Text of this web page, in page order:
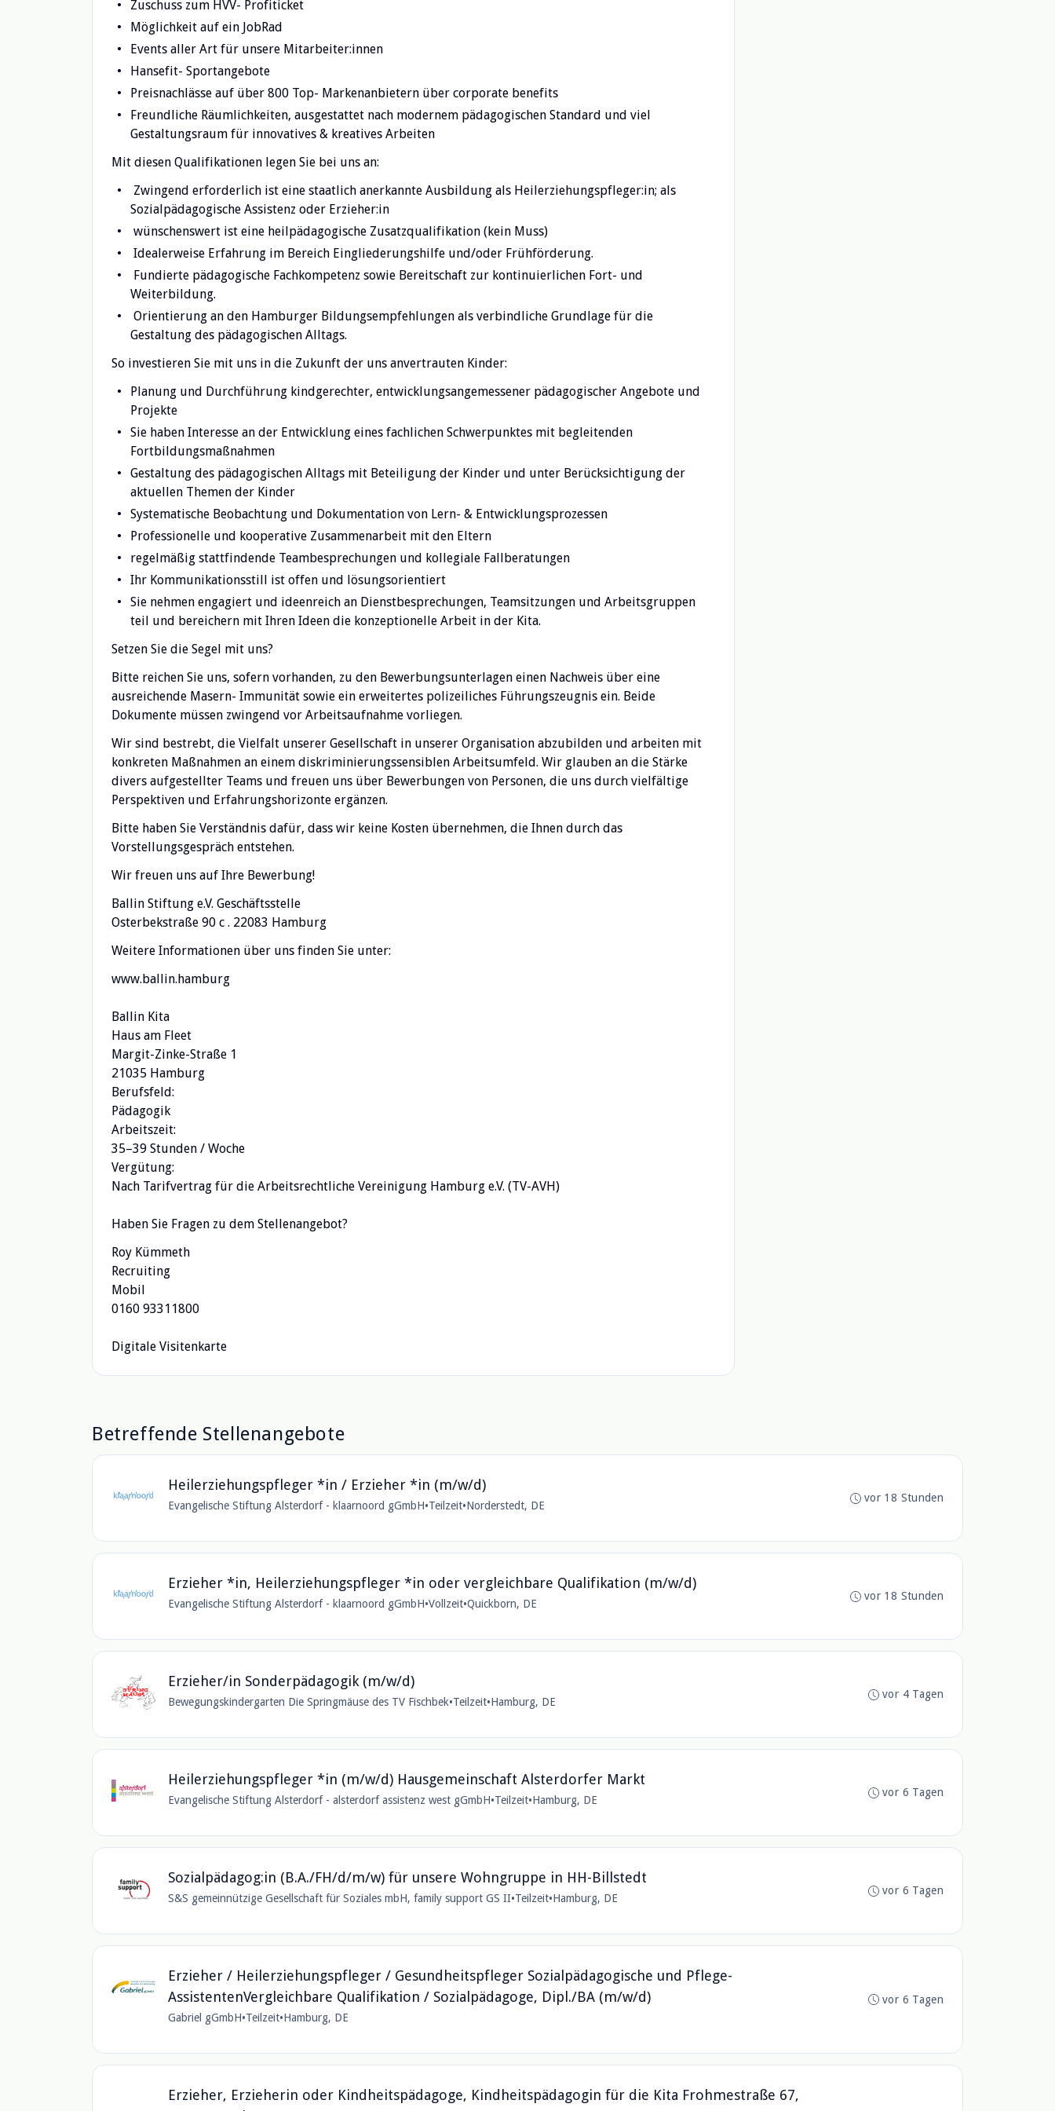
Zuschuss zum HVV- Profiticket
Möglichkeit auf ein JobRad
Events aller Art für unsere Mitarbeiter:innen
Hansefit- Sportangebote
Preisnachlässe auf über 800 Top- Markenanbietern über corporate benefits
Freundliche Räumlichkeiten, ausgestattet nach modernem pädagogischen Standard und viel
Gestaltungsraum für innovatives & kreatives Arbeiten
Mit diesen Qualifikationen legen Sie bei uns an:
Zwingend erforderlich ist eine staatlich anerkannte Ausbildung als Heilerziehungspfleger:in; als
Sozialpädagogische Assistenz oder Erzieher:in
wünschenswert ist eine heilpädagogische Zusatzqualifikation (kein Muss)
Idealerweise Erfahrung im Bereich Eingliederungshilfe und/oder Frühförderung.
Fundierte pädagogische Fachkompetenz sowie Bereitschaft zur kontinuierlichen Fort- und
Weiterbildung.
Orientierung an den Hamburger Bildungsempfehlungen als verbindliche Grundlage für die
Gestaltung des pädagogischen Alltags.
So investieren Sie mit uns in die Zukunft der uns anvertrauten Kinder:
Planung und Durchführung kindgerechter, entwicklungsangemessener pädagogischer Angebote und
Projekte
Sie haben Interesse an der Entwicklung eines fachlichen Schwerpunktes mit begleitenden
Fortbildungsmaßnahmen
Gestaltung des pädagogischen Alltags mit Beteiligung der Kinder und unter Berücksichtigung der
aktuellen Themen der Kinder
Systematische Beobachtung und Dokumentation von Lern- & Entwicklungsprozessen
Professionelle und kooperative Zusammenarbeit mit den Eltern
regelmäßig stattfindende Teambesprechungen und kollegiale Fallberatungen
Ihr Kommunikationsstill ist offen und lösungsorientiert
Sie nehmen engagiert und ideenreich an Dienstbesprechungen, Teamsitzungen und Arbeitsgruppen
teil und bereichern mit Ihren Ideen die konzeptionelle Arbeit in der Kita.
Setzen Sie die Segel mit uns?
Bitte reichen Sie uns, sofern vorhanden, zu den Bewerbungsunterlagen einen Nachweis über eine
ausreichende Masern- Immunität sowie ein erweitertes polizeiliches Führungszeugnis ein. Beide
Dokumente müssen zwingend vor Arbeitsaufnahme vorliegen.
Wir sind bestrebt, die Vielfalt unserer Gesellschaft in unserer Organisation abzubilden und arbeiten mit
konkreten Maßnahmen an einem diskriminierungssensiblen Arbeitsumfeld. Wir glauben an die Stärke
divers aufgestellter Teams und freuen uns über Bewerbungen von Personen, die uns durch vielfältige
Perspektiven und Erfahrungshorizonte ergänzen.
Bitte haben Sie Verständnis dafür, dass wir keine Kosten übernehmen, die Ihnen durch das
Vorstellungsgespräch entstehen.
Wir freuen uns auf Ihre Bewerbung!
Ballin Stiftung e.V. Geschäftsstelle
Osterbekstraße 90 c . 22083 Hamburg
Weitere Informationen über uns finden Sie unter:
www.ballin.hamburg
Ballin Kita
Haus am Fleet
Margit-Zinke-Straße 1
21035 Hamburg
Berufsfeld:
Pädagogik
Arbeitszeit:
35–39 Stunden / Woche
Vergütung:
Nach Tarifvertrag für die Arbeitsrechtliche Vereinigung Hamburg e.V. (TV-AVH)
Haben Sie Fragen zu dem Stellenangebot?
Roy Kümmeth
Recruiting
Mobil
0160 93311800
Digitale Visitenkarte
Betreffende Stellenangebote
Heilerziehungspfleger *in / Erzieher *in (m/w/d)
Evangelische Stiftung Alsterdorf - klaarnoord gGmbH•Teilzeit•Norderstedt, DE
vor 18 Stunden
Erzieher *in, Heilerziehungspfleger *in oder vergleichbare Qualifikation (m/w/d)
Evangelische Stiftung Alsterdorf - klaarnoord gGmbH•Vollzeit•Quickborn, DE
vor 18 Stunden
Erzieher/in Sonderpädagogik (m/w/d)
Bewegungskindergarten Die Springmäuse des TV Fischbek•Teilzeit•Hamburg, DE
vor 4 Tagen
Heilerziehungspfleger *in (m/w/d) Hausgemeinschaft Alsterdorfer Markt
Evangelische Stiftung Alsterdorf - alsterdorf assistenz west gGmbH•Teilzeit•Hamburg, DE
vor 6 Tagen
Sozialpädagog:in (B.A./FH/d/m/w) für unsere Wohngruppe in HH-Billstedt
S&S gemeinnützige Gesellschaft für Soziales mbH, family support GS II•Teilzeit•Hamburg, DE
vor 6 Tagen
Erzieher / Heilerziehungspfleger / Gesundheitspfleger Sozialpädagogische und Pflege-
AssistentenVergleichbare Qualifikation / Sozialpädagoge, Dipl./BA (m/w/d)
Gabriel gGmbH•Teilzeit•Hamburg, DE
vor 6 Tagen
Erzieher, Erzieherin oder Kindheitspädagoge, Kindheitspädagogin für die Kita Frohmestraße 67,